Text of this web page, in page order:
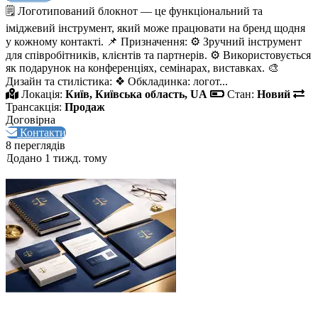
🗒️ Логотипований блокнот — це функціональний та
іміджевий інструмент, який може працювати на бренд щодня
у кожному контакті. 📌 Призначення: ⚙️ Зручний інструмент
для співробітників, клієнтів та партнерів. ⚙️ Використовується
як подарунок на конференціях, семінарах, виставках. 🎨
Дизайн та стилістика: ❖ Обкладинка: логот...
Локація: Київ, Київська область, UA Стан: Новий
Трансакція: Продаж
Договірна
Контакти
8 переглядів
Додано 1 тижд. тому